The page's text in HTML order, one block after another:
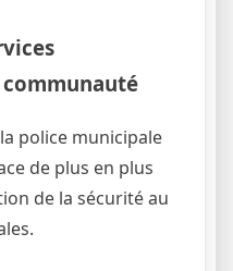
police municipale
de plus en plus
de la sécurité au